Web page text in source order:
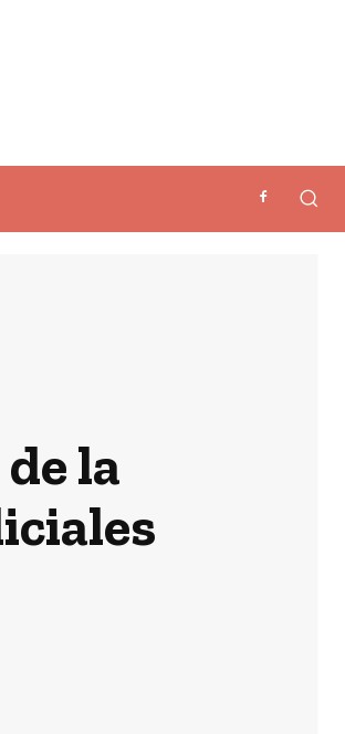
la